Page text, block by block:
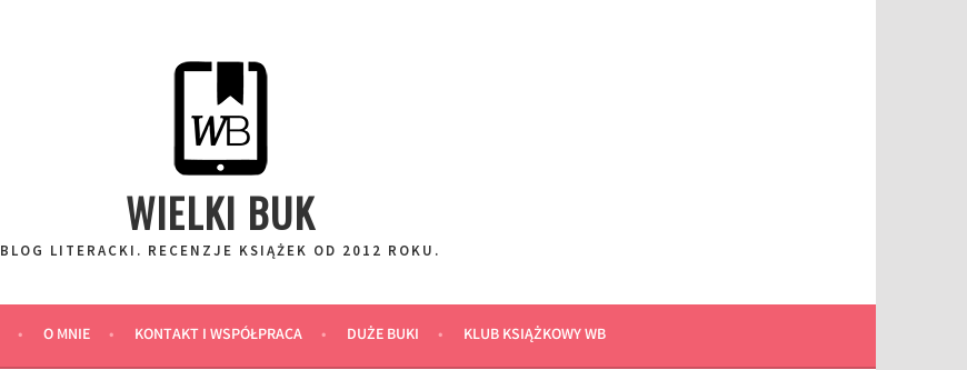
WIELKI BUK
BLOG LITERACKI. RECENZJE KSIĄŻEK OD 2012 ROKU.
O MNIE KONTAKT I WSPÓŁPRACA DUŻE BUKI KLUB KSIĄŻKOWY WB